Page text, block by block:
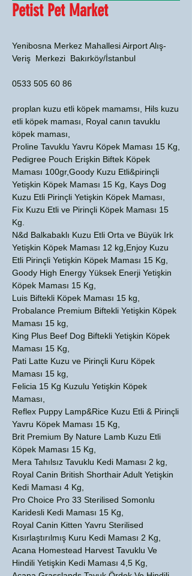
Petist Pet Market
Yenibosna Merkez Mahallesi Airport Alış-
Veriş Merkezi Bakırköy/İstanbul
0533 505 60 86
proplan kuzu etli köpek mamamsı, Hils kuzu
etli köpek maması, Royal canın tavuklu
köpek maması,
Proline Tavuklu Yavru Köpek Maması 15 Kg,
Pedigree Pouch Erişkin Biftek Köpek
Maması 100gr,Goody Kuzu Etli&pirinçli
Yetişkin Köpek Maması 15 Kg, Kays Dog
Kuzu Etli Pirinçli Yetişkin Köpek Maması,
Fix Kuzu Etli ve Pirinçli Köpek Maması 15
Kg.
N&d Balkabaklı Kuzu Etli Orta ve Büyük Irk
Yetişkin Köpek Maması 12 kg,Enjoy Kuzu
Etli Pirinçli Yetişkin Köpek Maması 15 Kg,
Goody High Energy Yüksek Enerji Yetişkin
Köpek Maması 15 Kg,
Luis Biftekli Köpek Maması 15 kg,
Probalance Premium Biftekli Yetişkin Köpek
Maması 15 kg,
King Plus Beef Dog Biftekli Yetişkin Köpek
Maması 15 Kg,
Pati Latte Kuzu ve Pirinçli Kuru Köpek
Maması 15 kg,
Felicia 15 Kg Kuzulu Yetişkin Köpek
Maması,
Reflex Puppy Lamp&Rice Kuzu Etli & Pirinçli
Yavru Köpek Maması 15 Kg,
Brit Premium By Nature Lamb Kuzu Etli
Köpek Maması 15 Kg,
Mera Tahılsız Tavuklu Kedi Maması 2 kg,
Royal Canin British Shorthair Adult Yetişkin
Kedi Maması 4 Kg,
Pro Choice Pro 33 Sterilised Somonlu
Karidesli Kedi Maması 15 Kg,
Royal Canin Kitten Yavru Sterilised
Kısırlaştırılmış Kuru Kedi Maması 2 Kg,
Acana Homestead Harvest Tavuklu Ve
Hindili Yetişkin Kedi Maması 4,5 Kg,